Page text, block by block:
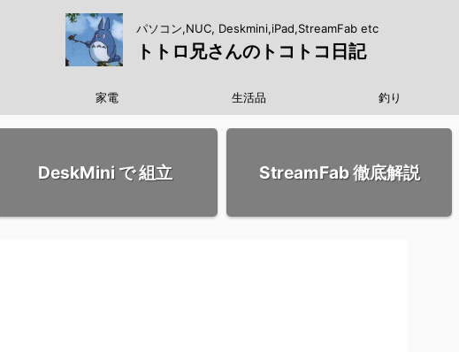
パソコン,NUC, Deskmini,iPad,StreamFab etc
トトロ兄さんのトコトコ日記
家電 生活品 釣り
DeskMini で 組立 StreamFab 徹底解説